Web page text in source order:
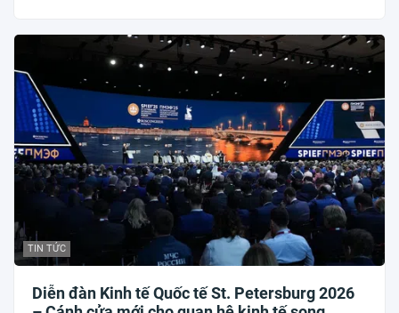
TIN TỨC
Diễn đàn Kinh tế Quốc tế St. Petersburg 2026